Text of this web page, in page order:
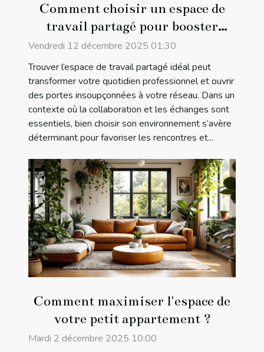
Comment choisir un espace de
travail partagé pour booster
votre réseau professionnel ?
Vendredi 12 décembre 2025 01:30
Trouver l’espace de travail partagé idéal peut
transformer votre quotidien professionnel et ouvrir
des portes insoupçonnées à votre réseau. Dans un
contexte où la collaboration et les échanges sont
essentiels, bien choisir son environnement s’avère
déterminant pour favoriser les rencontres et...
Comment maximiser l'espace de
votre petit appartement ?
Mardi 2 décembre 2025 10:00